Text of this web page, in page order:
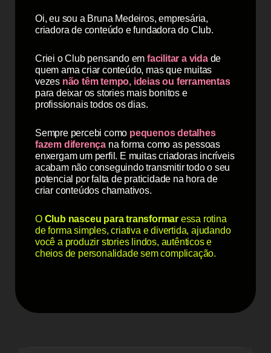
Oi, eu sou a Bruna Medeiros, empresária,
criadora de conteúdo e fundadora do Club.
Criei o Club pensando em facilitar a vidade
quem ama criar conteúdo, mas que muitas
vezes não têm tempo, ideias ou ferramentas
para deixar os stories mais bonitos e
profissionais todos os dias.
Sempre percebi como pequenos detalhes
fazem diferença na forma como as pessoas
enxergam um perfil. E muitas criadoras incríveis
acabam não conseguindo transmitir todo o seu
potencial por falta de praticidade na hora de
criar conteúdos chamativos.
O Club nasceu para transformar essa rotina
de forma simples, criativa e divertida, ajudando
você a produzir stories lindos, autênticos e
cheios de personalidade sem complicação.